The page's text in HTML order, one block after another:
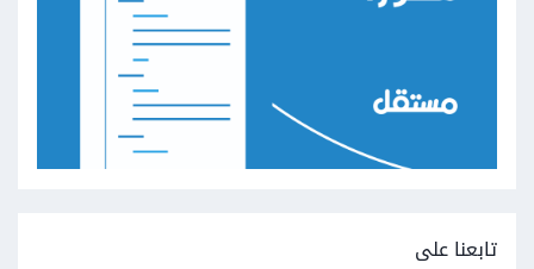
تابعنا على